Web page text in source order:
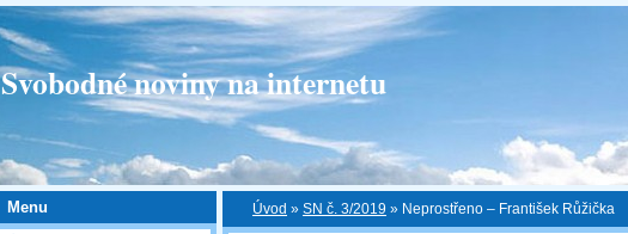
Svobodné noviny na internetu
Úvod » SN č. 3/2019 » Neprostřeno ‒ František Růžička
Menu